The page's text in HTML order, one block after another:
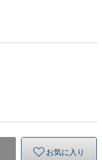
お気に入り